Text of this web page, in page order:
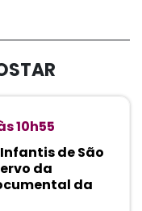
10h55
de São
da
da